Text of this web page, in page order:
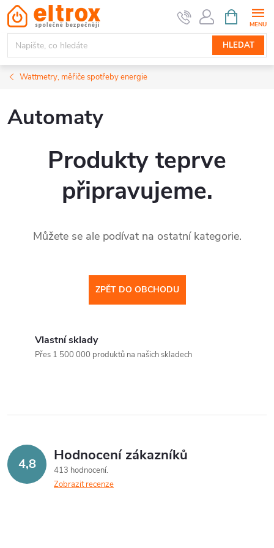
Přejít
na
obsah
HLEDAT
NÁKUPNÍ
KOŠÍK
Wattmetry, měřiče spotřeby energie
Automaty
Produkty teprve
připravujeme.
Můžete se ale podívat na ostatní kategorie.
ZPĚT DO OBCHODU
Vlastní sklady
Přes 1 500 000 produktů na našich skladech
4,8 Hodnocení zákazníků
413 hodnocení
Zobrazit recenze